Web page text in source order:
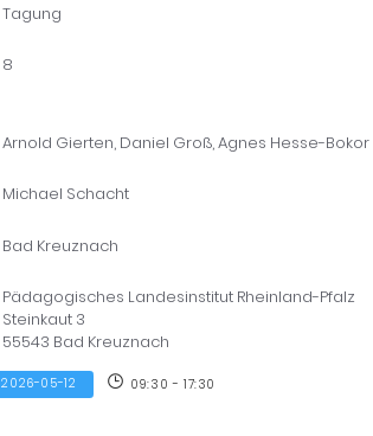
Tagung
8
Arnold Gierten, Daniel Groß, Agnes Hesse-Bokor
Michael Schacht
Bad Kreuznach
Pädagogisches Landesinstitut Rheinland-Pfalz
Steinkaut 3
55543 Bad Kreuznach
2026-05-12 09:30 - 17:30